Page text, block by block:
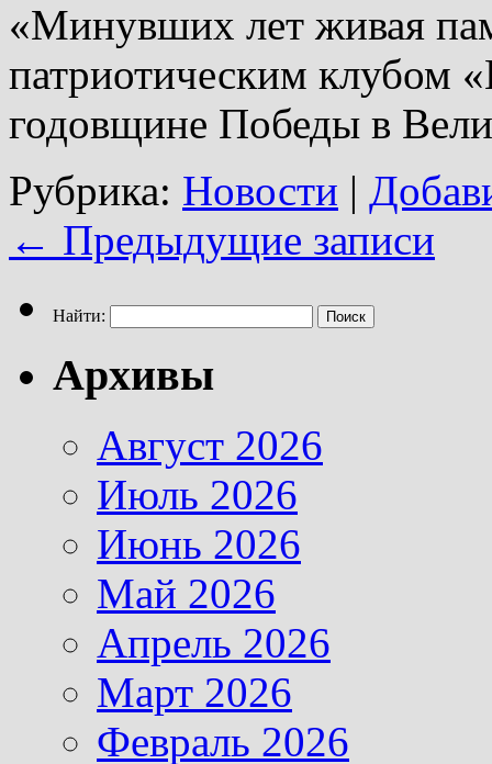
«Минувших лет живая
патриотическим клубом
годовщине Победы в
Рубрика: Новости |
← Предыдущие записи
Найти:
Архивы
Август 2026
Июль 2026
Июнь 2026
Май 2026
Апрель 2026
Март 2026
Февраль 2026